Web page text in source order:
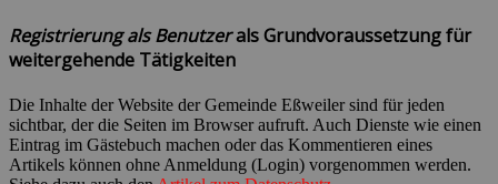
Registrierung als Benutzerals Grundvoraussetzung für
weitergehende Tätigkeiten
Die Inhalte der Website der Gemeinde Eßweiler sind für jeden
sichtbar, der die Seiten im Browser aufruft. Auch Dienste wie einen
Eintrag im Gästebuch machen oder das Kommentieren eines
Artikels können ohne Anmeldung (Login) vorgenommen werden.